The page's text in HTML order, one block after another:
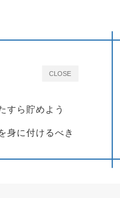
CLOSE
すら貯めよう
身に付けるべき